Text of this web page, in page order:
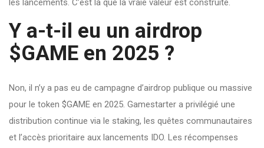
les lancements. C’est là que la vraie valeur est construite.
Y a-t-il eu un airdrop
$GAME en 2025 ?
Non, il n’y a pas eu de campagne d’airdrop publique ou massive
pour le token $GAME en 2025. Gamestarter a privilégié une
distribution continue via le staking, les quêtes communautaires
et l’accès prioritaire aux lancements IDO. Les récompenses